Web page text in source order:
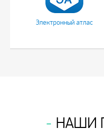
Электронный атлас
НАШИ